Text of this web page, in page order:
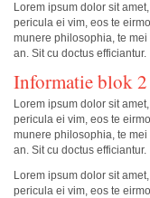
Lorem ipsum dolor sit
pericula ei vim, eos te
munere philosophia, te mei
an. Sit cu doctus efficiantur.
Informatie blok 2
Lorem ipsum dolor sit
pericula ei vim, eos te
munere philosophia, te mei
an. Sit cu doctus efficiantur.
Lorem ipsum dolor sit
pericula ei vim, eos te